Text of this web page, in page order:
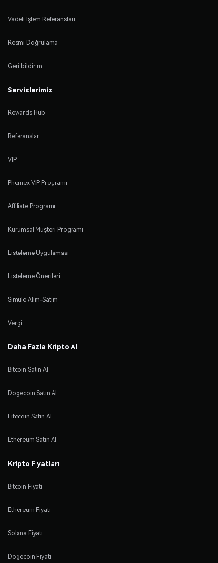
Vadeli İşlem Referansları
Resmi Doğrulama
Geri bildirim
Servislerimiz
Rewards Hub
Referanslar
VIP
Phemex VIP Programı
Affiliate Programı
Kurumsal Müşteri Programı
Listeleme Uygulaması
Listeleme Önerileri
Simüle Alım-Satım
Vergi
Daha Fazla Kripto Al
Bitcoin Satın Al
Dogecoin Satın Al
Litecoin Satın Al
Ethereum Satın Al
Kripto Fiyatları
Bitcoin Fiyatı
Ethereum Fiyatı
Solana Fiyatı
Dogecoin Fiyatı